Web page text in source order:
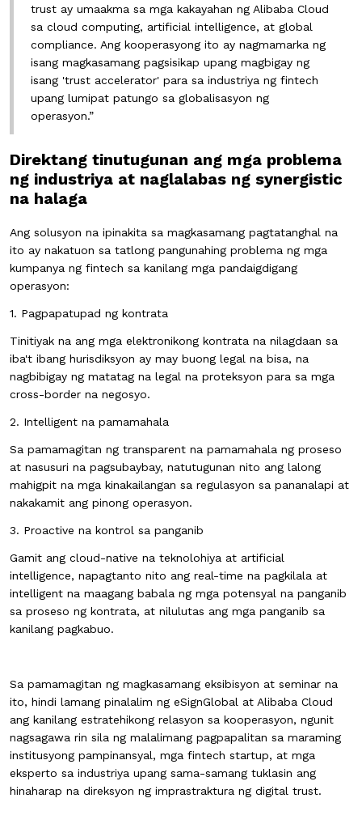
trust ay umaakma sa mga kakayahan ng Alibaba Cloud
sa cloud computing, artificial intelligence, at global
compliance. Ang kooperasyong ito ay nagmamarka ng
isang magkasamang pagsisikap upang magbigay ng
isang 'trust accelerator' para sa industriya ng fintech
upang lumipat patungo sa globalisasyon ng
operasyon.”
Direktang tinutugunan ang mga problema
ng industriya at naglalabas ng synergistic
na halaga
Ang solusyon na ipinakita sa magkasamang pagtatanghal na
ito ay nakatuon sa tatlong pangunahing problema ng mga
kumpanya ng fintech sa kanilang mga pandaigdigang
operasyon:
1. Pagpapatupad ng kontrata
Tinitiyak na ang mga elektronikong kontrata na nilagdaan sa
iba't ibang hurisdiksyon ay may buong legal na bisa, na
nagbibigay ng matatag na legal na proteksyon para sa mga
cross-border na negosyo.
2. Intelligent na pamamahala
Sa pamamagitan ng transparent na pamamahala ng proseso
at nasusuri na pagsubaybay, natutugunan nito ang lalong
mahigpit na mga kinakailangan sa regulasyon sa pananalapi at
nakakamit ang pinong operasyon.
3. Proactive na kontrol sa panganib
Gamit ang cloud-native na teknolohiya at artificial
intelligence, napagtanto nito ang real-time na pagkilala at
intelligent na maagang babala ng mga potensyal na panganib
sa proseso ng kontrata, at nilulutas ang mga panganib sa
kanilang pagkabuo.
Sa pamamagitan ng magkasamang eksibisyon at seminar na
ito, hindi lamang pinalalim ng eSignGlobal at Alibaba Cloud
ang kanilang estratehikong relasyon sa kooperasyon, ngunit
nagsagawa rin sila ng malalimang pagpapalitan sa maraming
institusyong pampinansyal, mga fintech startup, at mga
eksperto sa industriya upang sama-samang tuklasin ang
hinaharap na direksyon ng imprastraktura ng digital trust.